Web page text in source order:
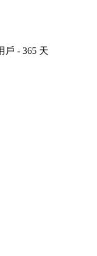
戶 - 365 天